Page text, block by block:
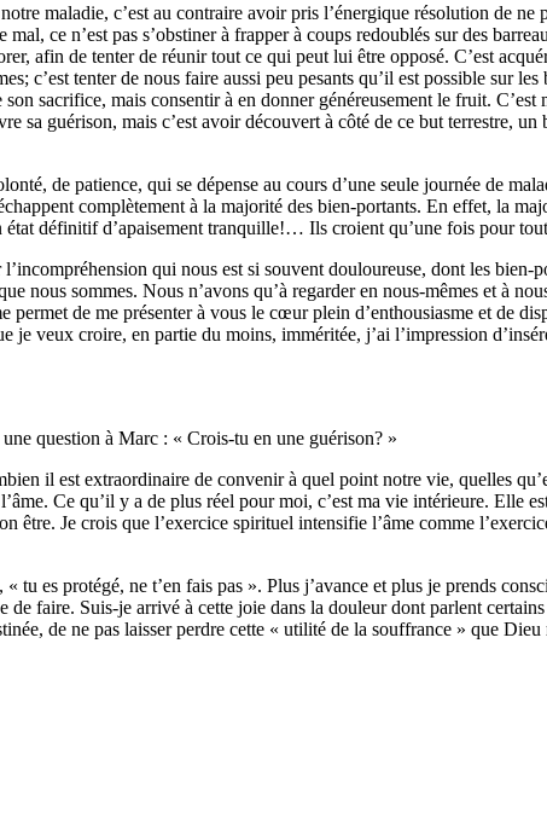
maladie, c’est au contraire avoir pris l’énergique résolution de
ce n’est pas s’obstiner à frapper à coups redoublés sur des
afin de tenter de réunir tout ce qui peut lui être opposé. C’est
c’est tenter de nous faire aussi peu pesants qu’il est possible sur
sacrifice, mais consentir à en donner généreusement le fruit.
sa guérison, mais c’est avoir découvert à côté de ce but terrestre,
de patience, qui se dépense au cours d’une seule journée de
complètement à la majorité des bien-portants. En effet, la
état définitif d’apaisement tranquille!… Ils croient qu’une fois pour
qui nous est si souvent douloureuse, dont les
nous sommes. Nous n’avons qu’à regarder en nous-mêmes et à
permet de me présenter à vous le cœur plein d’enthousiasme et de
je veux croire, en partie du moins, imméritée, j’ai l’impression
question à Marc : « Crois-tu en une guérison? »
il est extraordinaire de convenir à quel point notre vie, quelles
Ce qu’il y a de plus réel pour moi, c’est ma vie intérieure. Elle
être. Je crois que l’exercice spirituel intensifie l’âme comme
es protégé, ne t’en fais pas ». Plus j’avance et plus je prends
faire. Suis-je arrivé à cette joie dans la douleur dont parlent
de ne pas laisser perdre cette « utilité de la souffrance » que Dieu